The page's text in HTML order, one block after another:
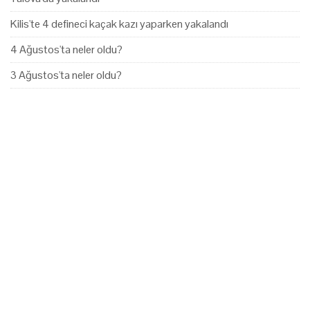
Kilis'te 4 defineci kaçak kazı yaparken yakalandı
4 Ağustos'ta neler oldu?
3 Ağustos'ta neler oldu?